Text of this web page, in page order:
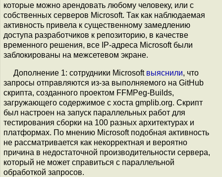
которые можно арендовать любому человеку, или с
собственных серверов Microsoft. Так как наблюдаемая
активность привела к существенному замедлению
доступа разработчиков к репозиторию, в качестве
временного решения, все IP-адреса Microsoft были
заблокированы на межсетевом экране.
Дополнение 1: сотрудники Microsoft выяснили, что
запросы отправляются из-за выполняемого на GitHub
скрипта, созданного проектом FFMPeg-Builds,
загружающего содержимое с хоста gmplib.org. Скрипт
был настроен на запуск параллельных работ для
тестирования сборки на 100 разных архитектурах и
платформах. По мнению Microsoft подобная активность
не рассматривается как некорректная и вероятно
причина в недостаточной производительности сервера,
который не может справиться с параллельной
обработкой запросов.